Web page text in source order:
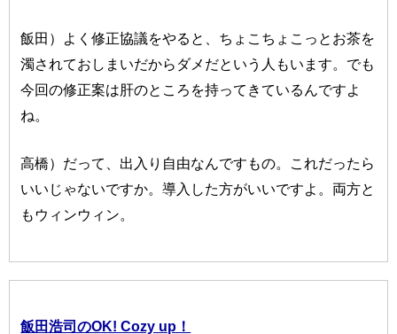
飯田）よく修正協議をやると、ちょこちょこっとお茶を
濁されておしまいだからダメだという人もいます。でも
今回の修正案は肝のところを持ってきているんですよ
ね。
高橋）だって、出入り自由なんですもの。これだったら
いいじゃないですか。導入した方がいいですよ。両方と
もウィンウィン。
飯田浩司のOK! Cozy up！